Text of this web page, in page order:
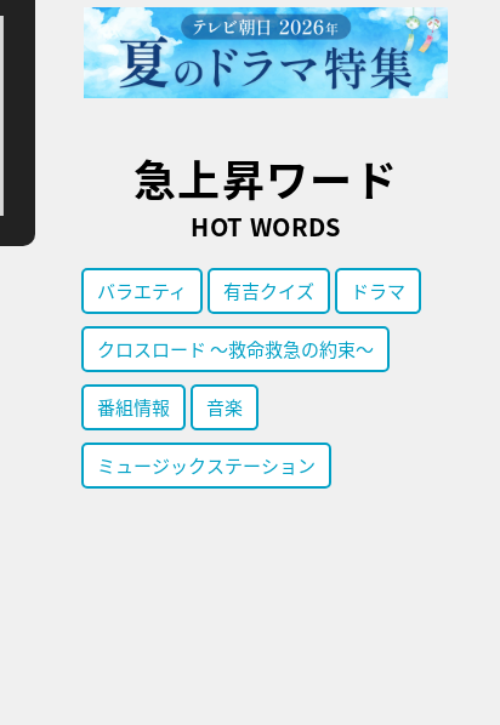
急上昇ワード
HOT WORDS
バラエティ 有吉クイズ ドラマ
クロスロード ～救命救急の約束～
番組情報 音楽
ミュージックステーション